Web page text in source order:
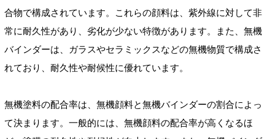
合物で構成されています。これらの顔料は、紫外線に対して非
常に耐久性があり、劣化が少ない特徴があります。また、無機
バインダーは、ガラスやセラミックスなどの無機物質で構成さ
れており、耐久性や耐候性に優れています。
無機塗料の配合率は、無機顔料と無機バインダーの割合によっ
て決まります。一般的には、無機顔料の配合率が高くなるほ